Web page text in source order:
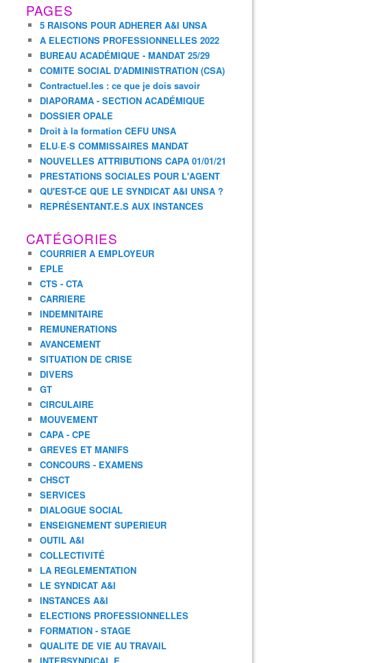
PAGES
5 RAISONS POUR ADHERER A&I UNSA
A ELECTIONS PROFESSIONNELLES 2022
BUREAU ACADÉMIQUE - MANDAT 25/29
COMITE SOCIAL D'ADMINISTRATION (CSA)
Contractuel.les : ce que je dois savoir
DIAPORAMA - SECTION ACADÉMIQUE
DOSSIER OPALE
Droit à la formation CEFU UNSA
ELU·E·S COMMISSAIRES MANDAT
NOUVELLES ATTRIBUTIONS CAPA 01/01/21
PRESTATIONS SOCIALES POUR L'AGENT
QU'EST-CE QUE LE SYNDICAT A&I UNSA ?
REPRÉSENTANT.E.S AUX INSTANCES
CATÉGORIES
COURRIER A EMPLOYEUR
EPLE
CTS - CTA
CARRIERE
INDEMNITAIRE
REMUNERATIONS
AVANCEMENT
SITUATION DE CRISE
DIVERS
GT
CIRCULAIRE
MOUVEMENT
CAPA - CPE
GREVES ET MANIFS
CONCOURS - EXAMENS
CHSCT
SERVICES
DIALOGUE SOCIAL
ENSEIGNEMENT SUPERIEUR
OUTIL A&I
COLLECTIVITÉ
LA REGLEMENTATION
LE SYNDICAT A&I
INSTANCES A&I
ELECTIONS PROFESSIONNELLES
FORMATION - STAGE
QUALITE DE VIE AU TRAVAIL